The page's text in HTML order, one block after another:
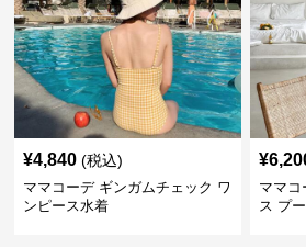
¥4,840 (税込)
ママコーデ ギンガムチェック ワ
ンピース水着
¥
ママコ
ス プ